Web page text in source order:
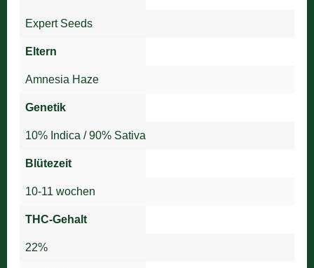
Expert Seeds
Eltern
Amnesia Haze
Genetik
10% Indica / 90% Sativa
Blütezeit
10-11 wochen
THC-Gehalt
22%